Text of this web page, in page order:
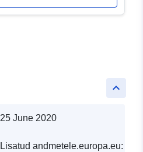
keyboard_arrow_up
25 June 2020
Lisatud andmetele.europa.eu: